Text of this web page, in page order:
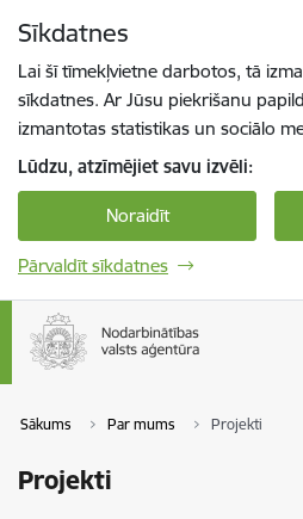
Sīkdatnes
Lai šī tīmekļvietne darbotos, tā
sīkdatnes. Ar Jūsu piekrišanu
izmantotas statistikas un sociālo
Lūdzu, atzīmējiet savu izvēli:
Noraidīt
Pārvaldīt sīkdatnes
Sākums Par mums Projekti
Projekti